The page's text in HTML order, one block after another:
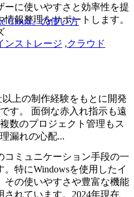
ーに使いやすさと効率性を提
報整理をサポートします。
コミュニケーション手段の一
特にWindowsを使用したイ
その使いやすさや豊富な機能
れています。2024年現在、
Cloud』の使い方
ンストレージ ,クラウド
以上の制作経験をもとに開発
す。 面倒な赤入れ指示も遠
数のプロジェクト管理もス
漏れの心配...